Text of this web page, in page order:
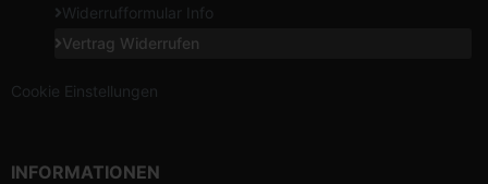
Widerrufformular Info
Vertrag Widerrufen
Cookie Einstellungen
INFORMATIONEN